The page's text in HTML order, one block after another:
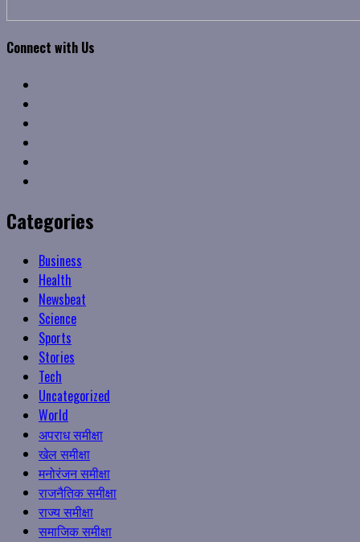
Connect with Us
Categories
Business
Health
Newsbeat
Science
Sports
Stories
Tech
Uncategorized
World
अपराध समीक्षा
खेल समीक्षा
मनोरंजन समीक्षा
राजनैतिक समीक्षा
राज्य समीक्षा
समाजिक समीक्षा